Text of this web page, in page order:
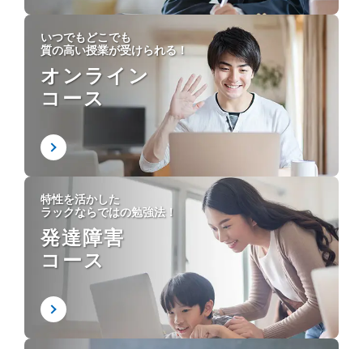
いつでもどこでも
質の高い授業が受けられる！
オンライン
コース
特性を活かした
ラックならではの勉強法！
発達障害
コース